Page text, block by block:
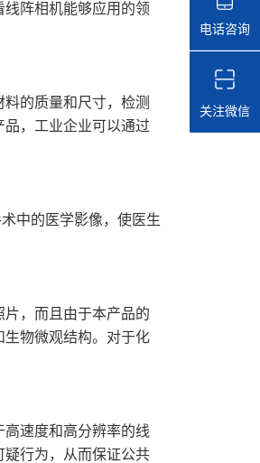
阵相机能够应用的领
的质量和尺寸，检测
，工业企业可以通过
中的医学影像，使医生
，而且由于本产品的
物微观结构。对于化
速度和高分辨率的线
疑行为，从而保证公共
电话咨询
关注微信